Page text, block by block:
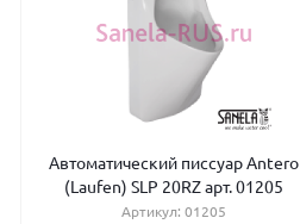
Автоматический писсуар Antero
(Laufen) SLP 20RZ арт. 01205
Артикул: 01205